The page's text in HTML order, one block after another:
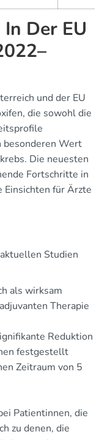
Der EU
und der EU
die sowohl die
besonderen Wert
Die neuesten
Fortschritte in
für Ärzte
Studien
als wirksam
Therapie
Reduktion
festgestellt
Zeitraum von 5
Patientinnen, die
zu denen, die